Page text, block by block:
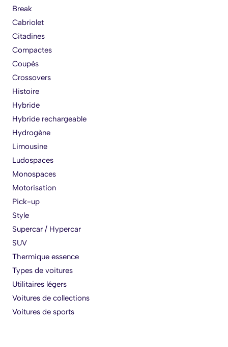
Break
Cabriolet
Citadines
Compactes
Coupés
Crossovers
Histoire
Hybride
Hybride rechargeable
Hydrogène
Limousine
Ludospaces
Monospaces
Motorisation
Pick-up
Style
Supercar / Hypercar
SUV
Thermique essence
Types de voitures
Utilitaires légers
Voitures de collections
Voitures de sports